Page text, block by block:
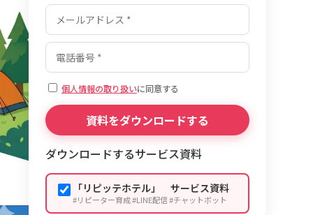
個人情報の取り扱いに同意する
ダウンロードするサービス資料
「リピッテホテル」 サービス資料
#リピーター育成 #LINE配信 #チャットボット